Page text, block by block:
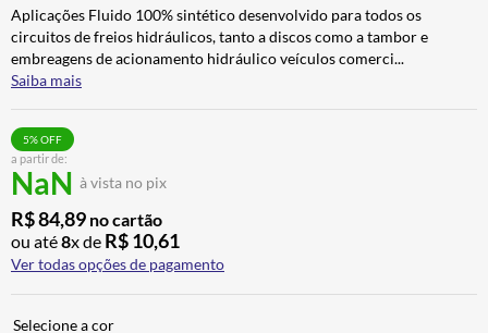
Aplicações Fluido 100% sintético desenvolvido para todos os
circuitos de freios hidráulicos, tanto a discos como a tambor e
embreagens de acionamento hidráulico veículos comerci...
Saiba mais
a partir de:
NaN à vista no pix
5% OFF
R$84,89 no cartão
ou até8x de R$10,61
Ver todas opções de pagamento
6º ALPINESTAR
7º BAU
8º CALÇA
9º
10º